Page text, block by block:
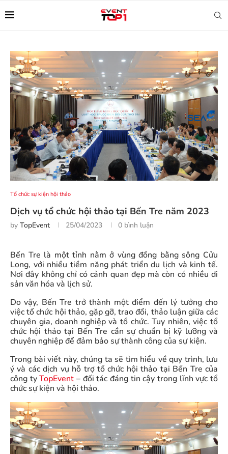
Tổ chức sự kiện hội thảo
Dịch vụ tổ chức hội thảo tại Bến Tre năm 2023
by TopEvent 25/04/2023 0 bình luận
Bến Tre là một tỉnh nằm ở vùng đồng bằng sông Cửu
Long, với nhiều tiềm năng phát triển du lịch và kinh tế.
Nơi đây không chỉ có cảnh quan đẹp mà còn có nhiều di
sản văn hóa và lịch sử.
Do vậy, Bến Tre trở thành một điểm đến lý tưởng cho
việc tổ chức hội thảo, gặp gỡ, trao đổi, thảo luận giữa các
chuyên gia, doanh nghiệp và tổ chức. Tuy nhiên, việc tổ
chức hội thảo tại Bến Tre cần sự chuẩn bị kỹ lưỡng và
chuyên nghiệp để đảm bảo sự thành công của sự kiện.
Trong bài viết này, chúng ta sẽ tìm hiểu về quy trình, lưu
ý và các dịch vụ hỗ trợ tổ chức hội thảo tại Bến Tre của
công tyTopEvent – đối tác đáng tin cậy trong lĩnh vực tổ
chức sự kiện và hội thảo.